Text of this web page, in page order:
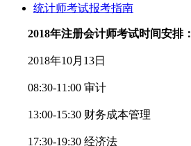
统计师考试报考指南
2018年注册会计师考试时间安排：
2018年10月13日
08:30-11:00 审计
13:00-15:30 财务成本管理
17:30-19:30 经济法